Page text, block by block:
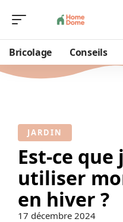
Bricolage Conseils
JARDIN
Est-ce que
utiliser
en hiver ?
17 décembre 2024